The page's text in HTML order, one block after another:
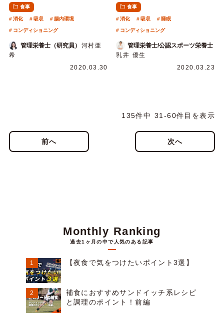
食事
消化 吸収 腸内環境
コンディショニング
管理栄養士（研究員）
河村亜
希
2020.03.30
食事
消化 吸収 睡眠
コンディショニング
管理栄養士/公認スポーツ栄養士
乳井 優生
2020.03.23
135件中 31-60件目を表示
前へ 次へ
Monthly Ranking
過去1ヶ月の中で人気のある記事
【夜食で気をつけたいポイント3選】
補食におすすめサンドイッチ系レシピ
と調理のポイント！前編